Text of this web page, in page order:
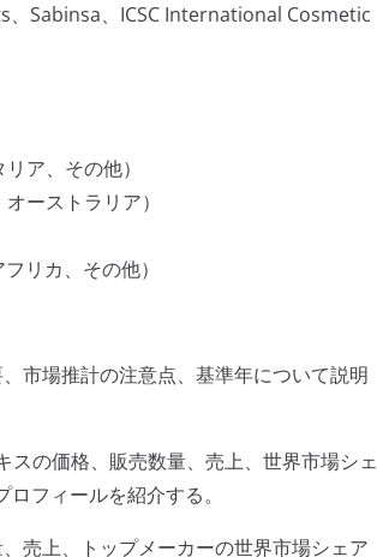
Sabinsa、ICSC International Cosmetic
ア、その他）
ーストラリア）
リカ、その他）
市場推計の注意点、基準年について説明
の価格、販売数量、売上、世界市場シェ
フィールを紹介する。
売上、トップメーカーの世界市場シェア